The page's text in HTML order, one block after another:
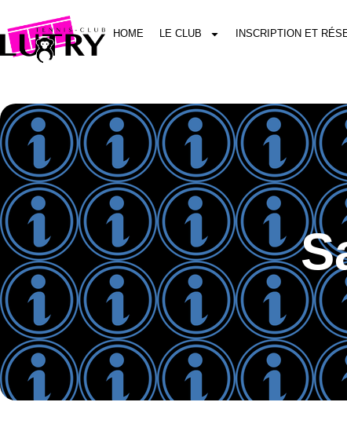
HOME LE CLUB INSCRIPTION ET